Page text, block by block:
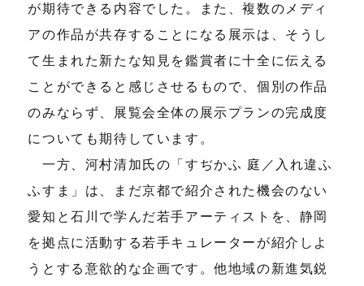
が期待できる内容でした。また、複数のメディ
アの作品が共存することになる展示は、そうし
て生まれた新たな知見を鑑賞者に十全に伝える
ことができると感じさせるもので、個別の作品
のみならず、展覧会全体の展示プランの完成度
についても期待しています。
一方、河村清加氏の「すぢかふ 庭／入れ違ふ
ふすま」は、まだ京都で紹介された機会のない
愛知と石川で学んだ若手アーティストを、静岡
を拠点に活動する若手キュレーターが紹介しよ
うとする意欲的な企画です。他地域の新進気鋭